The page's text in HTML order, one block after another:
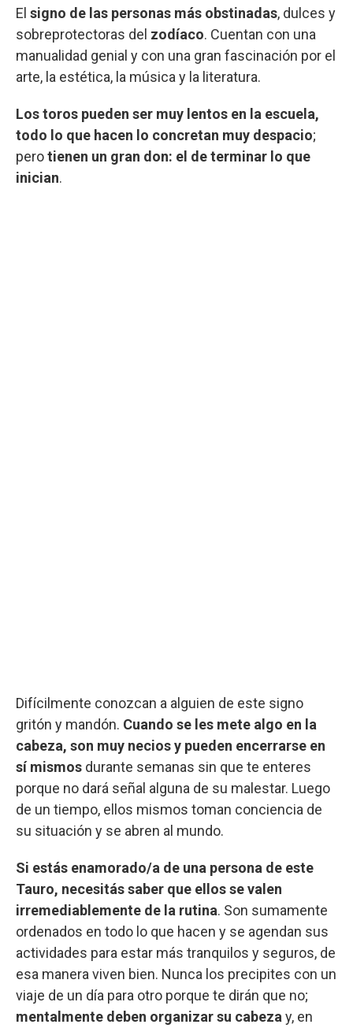
El signo de las personas más obstinadas, dulces y
sobreprotectoras del zodíaco. Cuentan con una
manualidad genial y con una gran fascinación por el
arte, la estética, la música y la literatura.
Los toros pueden ser muy lentos en la escuela,
todo lo que hacen lo concretan muy despacio;
perotienen un gran don: el de terminar lo que
inician.
Difícilmente conozcan a alguien de este signo
gritón y mandón. Cuando se les mete algo en la
cabeza, son muy necios y pueden encerrarse en
sí mismos durante semanas sin que te enteres
porque no dará señal alguna de su malestar. Luego
de un tiempo, ellos mismos toman conciencia de
su situación y se abren al mundo.
Si estás enamorado/a de una persona de este
Tauro, necesitás saber que ellos se valen
irremediablemente de la rutina. Son sumamente
ordenados en todo lo que hacen y se agendan sus
actividades para estar más tranquilos y seguros, de
esa manera viven bien. Nunca los precipites con un
viaje de un día para otro porque te dirán que no;
mentalmente deben organizar su cabeza y, en